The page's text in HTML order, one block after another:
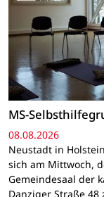
MS-
08.08.2026
Neustadt in
sich am Mittwoch,
Gemeindesaal der
Danziger Straße